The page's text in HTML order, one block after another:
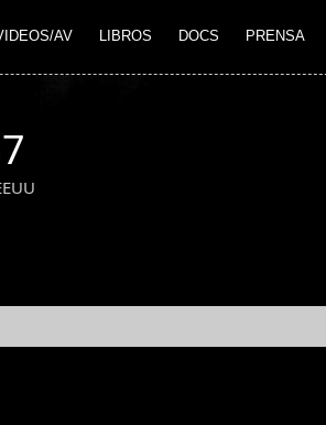
AV LIBROS DOCS PRENSA